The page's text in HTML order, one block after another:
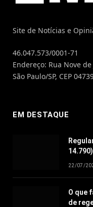
Site de Notícias e
46.047.573/0001-71
Endereço: Rua Nove
São Paulo/SP, CEP
EM DESTAQUE
14.790)
22/07/
O que
de